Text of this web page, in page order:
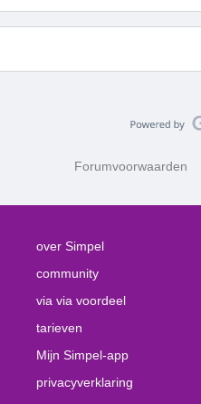
Forumvoorwaarden
over Simpel
community
via via voordeel
tarieven
Mijn Simpel-app
privacyverklaring